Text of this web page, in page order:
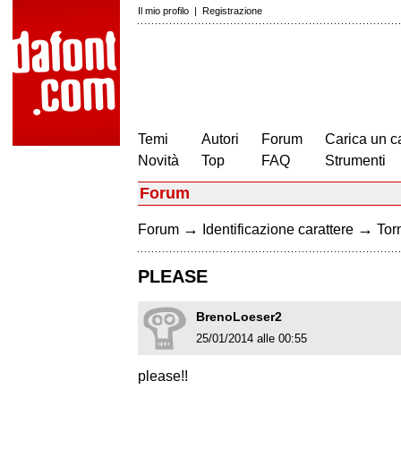
Il mio profilo | Registrazione
Temi
Novità
Autori
Top
Forum
FAQ
Carica un
Strumenti
Forum
Forum → Identificazione carattere →
PLEASE
BrenoLoeser2
25/01/2014 alle 00:55
please!!